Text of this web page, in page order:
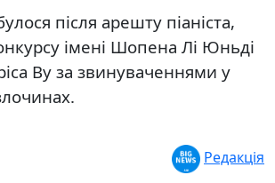
після арешту піаніста,
імені Шопена Лі Юньді
Ву за звинуваченнями у
Редакція